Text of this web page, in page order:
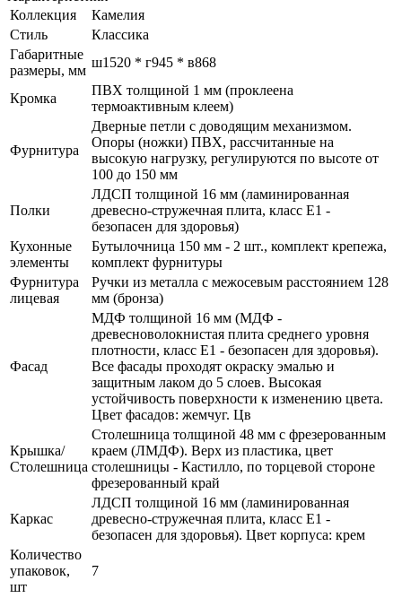
Коллекция
Камелия
Стиль
Классика
Габаритные
размеры, мм
ш1520 * г945 * в868
Кромка
ПВХ толщиной 1 мм (проклеена
термоактивным клеем)
Фурнитура
Дверные петли с доводящим механизмом.
Опоры (ножки) ПВХ, рассчитанные на
высокую нагрузку, регулируются по высоте от
100 до 150 мм
Полки
ЛДСП толщиной 16 мм (ламинированная
древесно-стружечная плита, класс E1 -
безопасен для здоровья)
Кухонные
элементы
Бутылочница 150 мм - 2 шт., комплект крепежа,
комплект фурнитуры
Фурнитура
лицевая
Ручки из металла с межосевым расстоянием 128
мм (бронза)
Фасад
МДФ толщиной 16 мм (МДФ -
древесноволокнистая плита среднего уровня
плотности, класс E1 - безопасен для здоровья).
Все фасады проходят окраску эмалью и
защитным лаком до 5 слоев. Высокая
устойчивость поверхности к изменению цвета.
Цвет фасадов: жемчуг. Цв
Крышка/
Столешница
Столешница толщиной 48 мм с фрезерованным
краем (ЛМДФ). Верх из пластика, цвет
столешницы - Кастилло, по торцевой стороне
фрезерованный край
Каркас
ЛДСП толщиной 16 мм (ламинированная
древесно-стружечная плита, класс E1 -
безопасен для здоровья). Цвет корпуса: крем
Количество
упаковок,
шт
7